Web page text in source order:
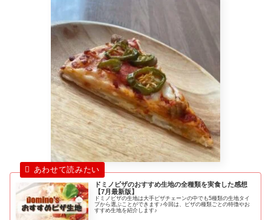
ドミノピザのおすすめ生地の全種類を実食した感想
【7月最新版】
ドミノピザの生地は大手ピザチェーンの中でも5種類の生地タイ
プから選ぶことができます♪今回は、ピザの種類ごとの特徴やお
すすめ生地を紹介します♪